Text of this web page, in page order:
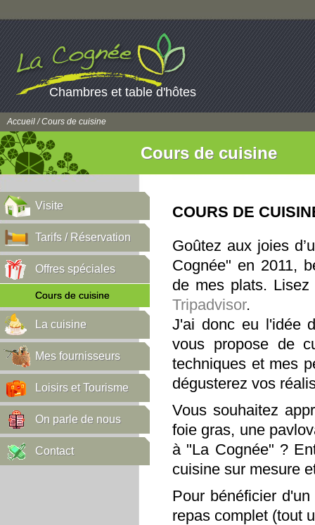
Chambres et table d'hôtes
Accueil/ Cours de cuisine
Cours de cuisine
Visite
Tarifs / Réservation
Offres spéciales
Cours de cuisine
La cuisine
Mes fournisseurs
Loisirs et Tourisme
On parle de nous
Contact
COURS DE
Goûtez aux joies
Cognée" en 2011,
de mes plats.
Tripadvisor.
J'ai donc eu l'idée
vous propose de
techniques et mes
dégusterez vos
Vous souhaitez
foie gras, une
à "La Cognée" ?
cuisine sur mesure
Pour bénéficier d'un
repas complet (tout